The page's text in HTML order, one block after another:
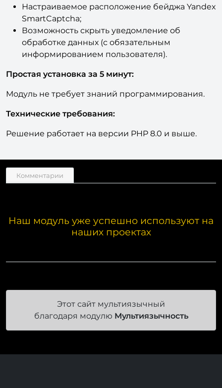
Настраиваемое расположение бейджа Yandex
SmartCaptcha;
Возможность скрыть уведомление об
обработке данных (с обязательным
информированием пользователя).
Простая установка за 5 минут:
Модуль не требует знаний программирования.
Технические требования:
Решение работает на версии PHP 8.0 и выше.
Комментарии
Наш модуль уже успешно используют на
наших проектах
Этот сайт мультиязычный
благодаря модулю Мультиязычность